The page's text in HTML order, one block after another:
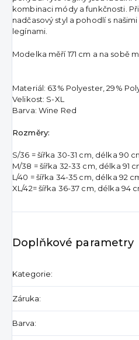
kombinaci módy a funkčnosti.
nadčasový styl a pohodlí s
legínami.
Modelka měří 171 cm a na sobě
Materiál: 63% Polyester, 29%
Velikost: S-XL
Barva: Wine Red
Rozměry:
S/36 = šířka 30-31 cm, délka 90
M/38 = šířka 32-33 cm, délka 91
L/40 = šířka 34-35 cm, délka 92
XL/42=šířka 36-37 cm, délka 94
Doplňkové parametry
Kategorie:
Záruka:
Barva: